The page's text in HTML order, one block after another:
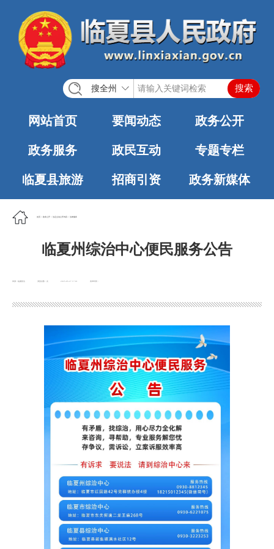
搜全州
网站首页 要闻动态 政务公开
政务服务 政民互动 专题专栏
临夏县旅游 招商引资 政务新媒体
首页 政务公开 法定主动公开内容 法律服务
临夏州综治中心便民服务公告
浏览次数： 发布时间：
2025-05-27 17:01